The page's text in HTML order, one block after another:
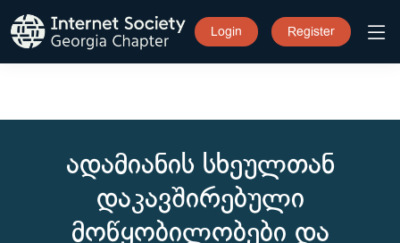
Login Register
ადამიანის სხეულთან
დაკავშირებული
მოწყობილობები და